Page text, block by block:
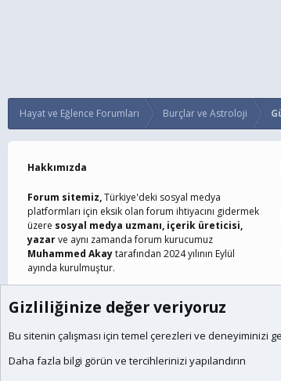
Hayat ve Eğlence Forumları Burçlar ve Astroloji
Hakkımızda
Forum sitemiz,Türkiye'deki sosyal medya
platformları için eksik olan forum ihtiyacını gidermek
üzere sosyal medya uzmanı, içerik üreticisi,
yazarve aynı zamanda forum kurucumuz
Muhammed Akaytarafından 2024 yılının Eylül
ayında kurulmuştur.
Çerezler Türkçe (TR)
Community platform by XenForo © 2010-2024 XenForo Ltd.
Gizliliğinize değer veriyoruz
Bu sitenin çalışması için temel çerezleri ve deneyiminizi
Daha fazla bilgi görün ve tercihlerinizi yapılandırın